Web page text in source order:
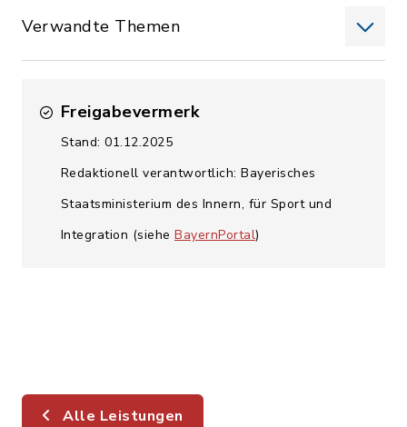
Verwandte Themen
Freigabevermerk
Stand: 01.12.2025
Redaktionell verantwortlich: Bayerisches
Staatsministerium des Innern, für Sport und
Integration (siehe BayernPortal)
Alle Leistungen